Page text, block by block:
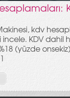
kdv
incele. KDV dahil
(yüzde